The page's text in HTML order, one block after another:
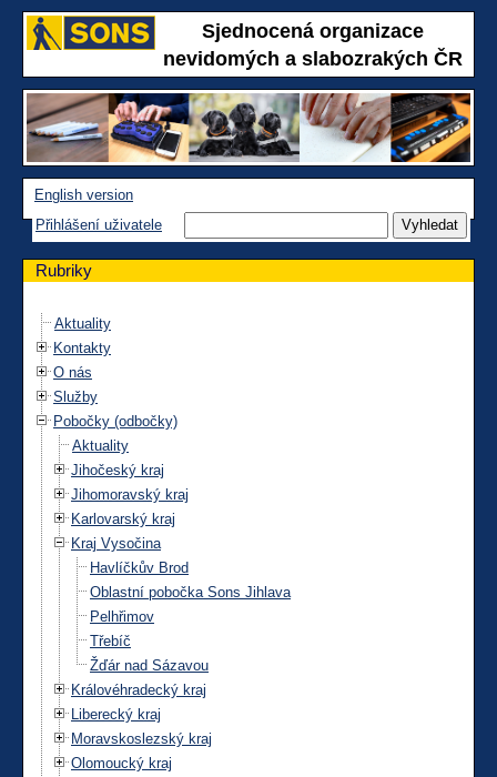
Sjednocená organizace
nevidomých a slabozrakých ČR
English version
Přihlášení uživatele
Rubriky
Aktuality
Kontakty
O nás
Služby
Pobočky (odbočky)
Aktuality
Jihočeský kraj
Jihomoravský kraj
Karlovarský kraj
Kraj Vysočina
Havlíčkův Brod
Oblastní pobočka Sons Jihlava
Pelhřimov
Třebíč
Žďár nad Sázavou
Královéhradecký kraj
Liberecký kraj
Moravskoslezský kraj
Olomoucký kraj